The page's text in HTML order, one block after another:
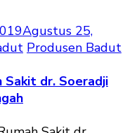
Agustus 25,
Produsen Badut
Sakit dr. Soeradji